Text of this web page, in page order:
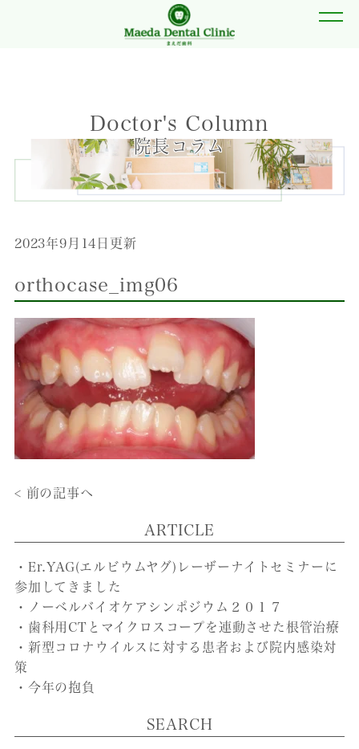
Doctor's Column
院長コラム
2023年9月14日更新
orthocase_img06
< 前の記事へ
ARTICLE
・Er.YAG(エルビウムヤグ)レーザーナイトセミナーに
参加してきました
・ノーベルバイオケアシンポジウム２０１７
・歯科用CTとマイクロスコープを連動させた根管治療
・新型コロナウイルスに対する患者および院内感染対
策
・今年の抱負
SEARCH